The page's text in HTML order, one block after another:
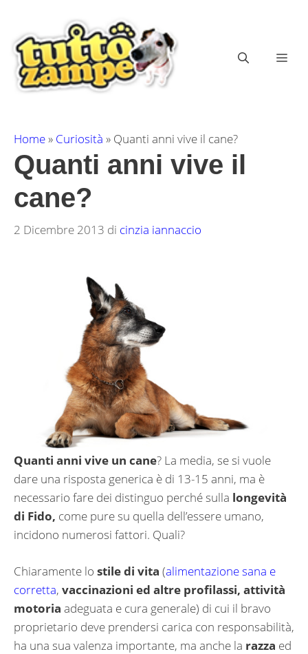
contenuto
Home» Curiosità » Quanti anni vive il cane?
Quanti anni vive il
cane?
2 Dicembre 2013 di cinzia iannaccio
Quanti anni vive un cane? La media, se si vuole
dare una risposta generica è di 13-15 anni, ma è
necessario fare dei distinguo perché sulla longevità
di Fido, come pure su quella dell’essere umano,
incidono numerosi fattori. Quali?
Chiaramente lo stile di vita (alimentazione sana e
corretta, vaccinazioni ed altre profilassi, attività
motoria adeguata e cura generale) di cui il bravo
proprietario deve prendersi carica con responsabilità,
ha una sua valenza importante, ma anche la razza ed